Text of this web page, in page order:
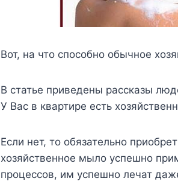
Вот, на что способно обычное
В статье приведены рассказы
У Вас в квартире есть
Если нет, то обязательно
хозяйственное мыло успешно
процессов, им успешно лечат